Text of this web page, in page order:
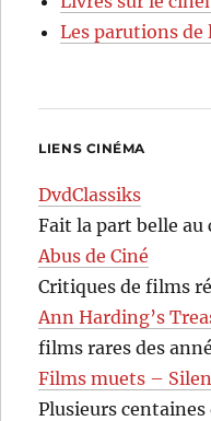
Les parutions de
LIENS CINÉMA
DvdClassiks
Fait la part belle au
Abus de Ciné
Critiques de films
Ann Harding’s
films rares des
Films muets –
Plusieurs